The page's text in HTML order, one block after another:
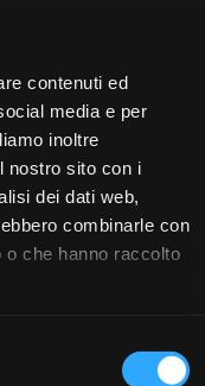
contenuti ed
media e per
inoltre
nostro sito con i
dei dati web,
combinarle con
che hanno raccolto
Siguiente